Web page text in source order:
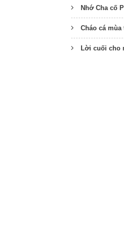
Nhớ Cha cố
Cháo cá mùa
Lời cuối cho